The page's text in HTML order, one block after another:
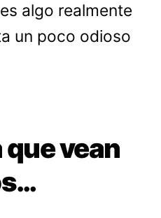
algo realmente
un poco odioso
que vean